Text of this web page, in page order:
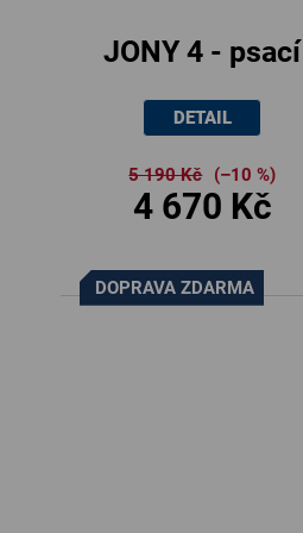
JONY 4 - psací
stůl, 120x60.5cm
4 670 Kč
5 190 Kč (–10 %)
DETAIL
DOPRAVA ZDARMA